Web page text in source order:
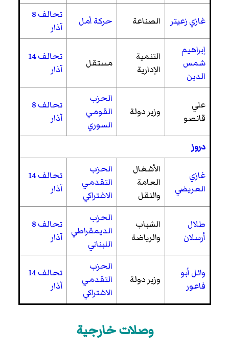
غازي زعيتر الصناعة حركة أمل
تحالف 8
آذار
إبراهيم
شمس
الدين
التنمية
الإدارية
مستقل
تحالف 14
آذار
علي
قانصو
وزير دولة
الحزب
القومي
السوري
تحالف 8
آذار
دروز
غازي
العريضي
الأشغال
العامة
والنقل
الحزب
التقدمي
الاشتراكي
تحالف 14
آذار
طلال
أرسلان
الشباب
والرياضة
الحزب
الديمقراطي
اللبناني
تحالف 8
آذار
وائل أبو
فاعور
وزير دولة
الحزب
التقدمي
الاشتراكي
تحالف 14
آذار
وصلات خارجية